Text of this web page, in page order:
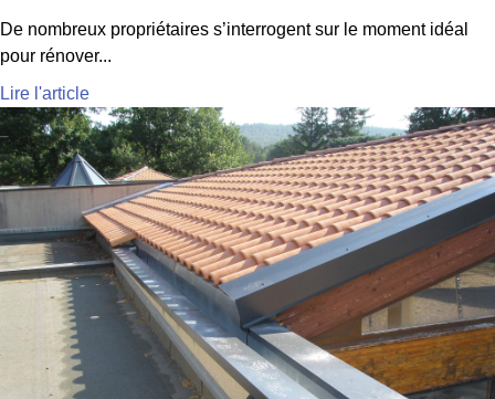
De nombreux propriétaires s’interrogent sur le moment idéal
pour rénover...
Lire l'article